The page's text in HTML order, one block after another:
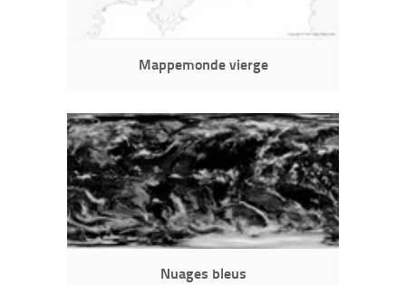
Mappemonde vierge
Nuages bleus